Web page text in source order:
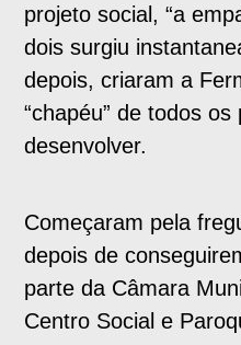
projeto social, “a
dois surgiu
depois, criaram a
“chapéu” de todos
desenvolver.
Começaram pela
depois de
parte da Câmara
Centro Social e